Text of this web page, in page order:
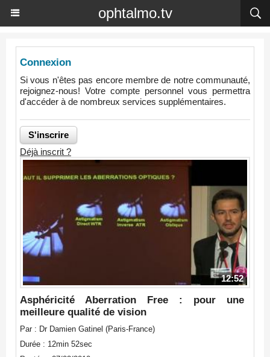
ophtalmo.tv
Connexion
Si vous n'êtes pas encore membre de notre communauté,
rejoignez-nous! Votre compte personnel vous permettra
d'accéder à de nombreux services supplémentaires.
Déjà inscrit ?
12:52
Asphéricité Aberration Free : pour une
meilleure qualité de vision
Par : Dr Damien Gatinel (Paris-France)
Durée : 12min 52sec